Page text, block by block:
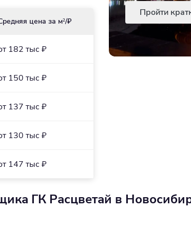
цена за м2/₽
182 тыс ₽
150 тыс ₽
137 тыс ₽
130 тыс ₽
147 тыс ₽
Пройти
ГК Расцветай в